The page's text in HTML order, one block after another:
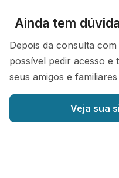
Ainda tem
Depois da consulta com
possível pedir acesso e
seus amigos e
Veja sua